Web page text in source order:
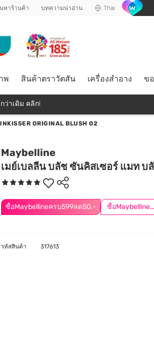
หาร้านค้า บทความน่าอ่าน Thai
พ สินค้าตราวัตสัน เครื่องสำอาง ข
าเดิม คลิก!
ORIGINAL BLUSH 02
Maybelline
เมย์เบลลีน บลัช ซันคิสเซอร์ แมท บ
ซื้อMaybellineครบ599ลด50.- ซื้อMaybellineครบ899ลด50.-
รหัสสินค้า 317613